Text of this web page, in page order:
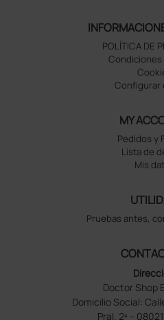
POLÍTICA DE
Configurar
MY
Pedidos y
Lista de
Mis
Pruebas antes,
Doctor Shop
Domicilio Social:
Pral. 2ª –